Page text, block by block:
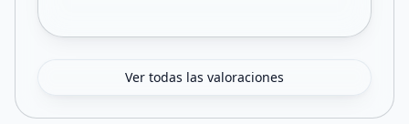
Ver todas las valoraciones